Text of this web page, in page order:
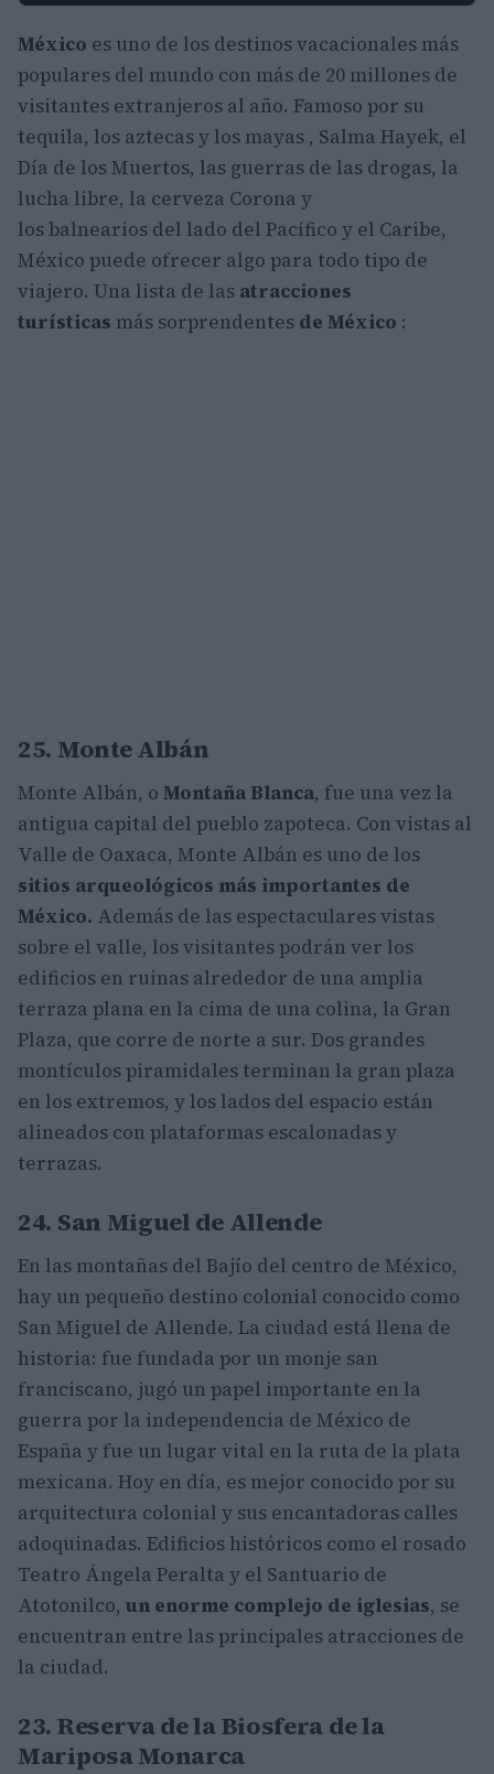
México es uno de los destinos vacacionales más
populares del mundo con más de 20 millones de
visitantes extranjeros al año. Famoso por su
tequila, los aztecas y los mayas , Salma Hayek, el
Día de los Muertos, las guerras de las drogas, la
lucha libre, la cerveza Corona y
los balnearios del lado del Pacífico y el Caribe,
México puede ofrecer algo para todo tipo de
viajero. Una lista de las atracciones
turísticas más sorprendentes de México :
25. Monte Albán
Monte Albán, o Montaña Blanca, fue una vez la
antigua capital del pueblo zapoteca. Con vistas al
Valle de Oaxaca, Monte Albán es uno de los
sitios arqueológicos más importantes de
México. Además de las espectaculares vistas
sobre el valle, los visitantes podrán ver los
edificios en ruinas alrededor de una amplia
terraza plana en la cima de una colina, la Gran
Plaza, que corre de norte a sur. Dos grandes
montículos piramidales terminan la gran plaza
en los extremos, y los lados del espacio están
alineados con plataformas escalonadas y
terrazas.
24. San Miguel de Allende
En las montañas del Bajío del centro de México,
hay un pequeño destino colonial conocido como
San Miguel de Allende. La ciudad está llena de
historia: fue fundada por un monje san
franciscano, jugó un papel importante en la
guerra por la independencia de México de
España y fue un lugar vital en la ruta de la plata
mexicana. Hoy en día, es mejor conocido por su
arquitectura colonial y sus encantadoras calles
adoquinadas. Edificios históricos como el rosado
Teatro Ángela Peralta y el Santuario de
Atotonilco, un enorme complejo de iglesias, se
encuentran entre las principales atracciones de
la ciudad.
23. Reserva de la Biosfera de la
Mariposa Monarca